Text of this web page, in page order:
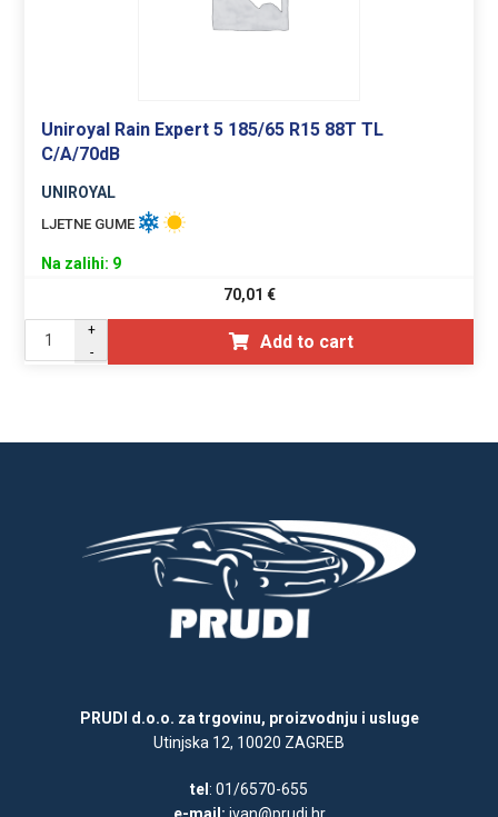
Uniroyal Rain Expert 5 185/65 R15 88T TL
C/A/70dB
UNIROYAL
LJETNE GUME
Na zalihi: 9
70,01 €
+
-
Add to cart
PRUDI d.o.o. za trgovinu, proizvodnju i usluge
Utinjska 12, 10020 ZAGREB
tel : 01/6570-655
e-mail: ivan@prudi.hr